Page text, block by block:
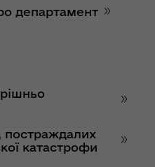
департамент
постраждалих
катастрофи